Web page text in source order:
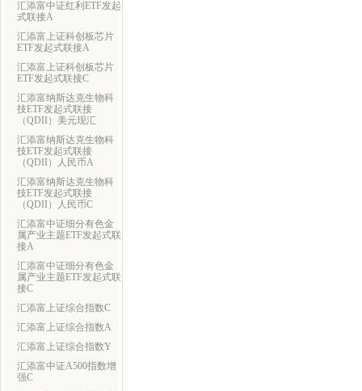
汇添富中证红利ETF发起
式联接A
汇添富上证科创板芯片
ETF发起式联接A
汇添富上证科创板芯片
ETF发起式联接C
汇添富纳斯达克生物科
技ETF发起式联接
（QDII）美元现汇
汇添富纳斯达克生物科
技ETF发起式联接
（QDII）人民币A
汇添富纳斯达克生物科
技ETF发起式联接
（QDII）人民币C
汇添富中证细分有色金
属产业主题ETF发起式联
接A
汇添富中证细分有色金
属产业主题ETF发起式联
接C
汇添富上证综合指数C
汇添富上证综合指数A
汇添富上证综合指数Y
汇添富中证A500指数增
强C